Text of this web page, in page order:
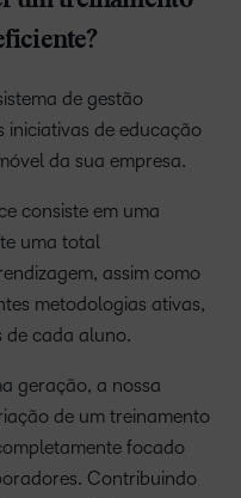
de gestão
iniciativas de educação
da sua empresa.
consiste em uma
uma total
assim como
metodologias ativas,
de cada aluno.
geração, a nossa
de um treinamento
focado
Contribuindo